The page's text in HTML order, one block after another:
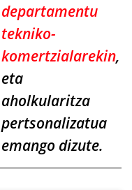
departamentu
tekniko-
komertzialarekin,
eta
aholkularitza
pertsonalizatua
emango dizute.